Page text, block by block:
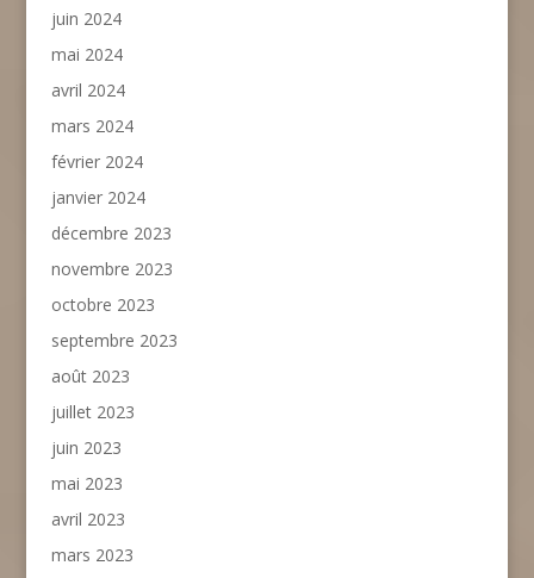
juin 2024
mai 2024
avril 2024
mars 2024
février 2024
janvier 2024
décembre 2023
novembre 2023
octobre 2023
septembre 2023
août 2023
juillet 2023
juin 2023
mai 2023
avril 2023
mars 2023